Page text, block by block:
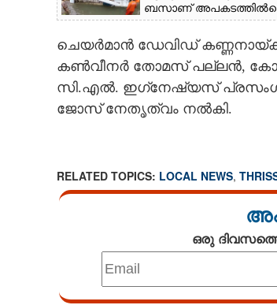
ബസാണ്
ചെയർമാൻ ഡേവിഡ്
കൺവീനർ തോമസ് പല്ലൻ,
സി.എൽ. ഇഗ്‌നേഷ്യസ്
ജോസ് നേതൃത്വം നൽകി.
RELATED TOPICS: LOCAL NEWS,
ഒരു